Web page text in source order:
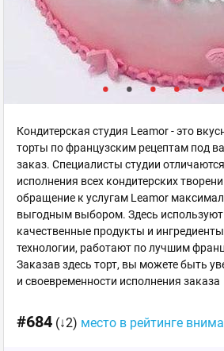
Кондитерская студия Leamor - это
торты по французским рецептам под
заказ. Специалисты студии
исполнения всех кондитерских
обращение к услугам Leamor
выгодным выбором. Здесь
качественные продукты и
технологии, работают по лучшим
Заказав здесь торт, вы можете быть
и своевременности исполнения заказа
#684 (↓2) место в рейтинге